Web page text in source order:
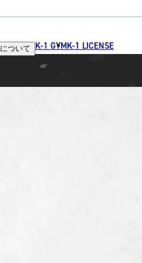
について K-1 GYMK-1 LICENSE